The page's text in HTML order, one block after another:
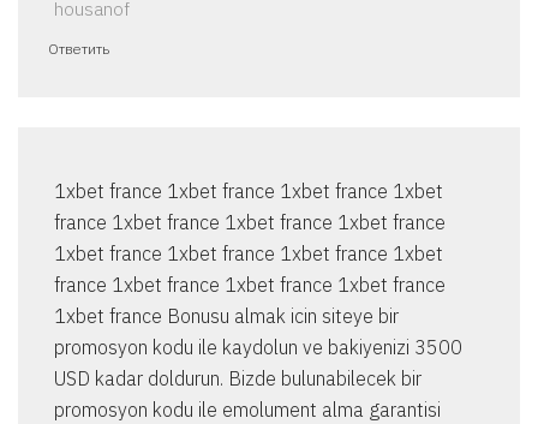
housanof
Ответить
1xbet france 1xbet france 1xbet france 1xbet
france 1xbet france 1xbet france 1xbet france
1xbet france 1xbet france 1xbet france 1xbet
france 1xbet france 1xbet france 1xbet france
1xbet france Bonusu almak icin siteye bir
promosyon kodu ile kaydolun ve bakiyenizi 3500
USD kadar doldurun. Bizde bulunabilecek bir
promosyon kodu ile emolument alma garantisi